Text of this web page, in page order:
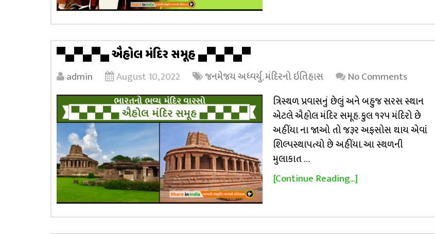
▀▄▀▄▀▄ ઐહોલ મંદિર સમૂહ ▄▀▄▀▄▀
admin August 10, 2022 જનમેજય અધ્વર્યુ,મંદિરનો ઇતિહાસ
No Comments
ત્રિસ્થળ પ્રવાસનું છેલું અને બહુજ સરસ સ્થાન
એટલે ઐહોલ મંદિર સમૂહ. કુલ ૧૨૫ મંદિરો છે
અહીંયા ના જાઓ તો જરૂર અફસોસ થાય એવાં
શિલ્પસ્થાપત્યો છે અહીંયા. આ સ્થળની
મુલાકાત …
[Continue Reading...]